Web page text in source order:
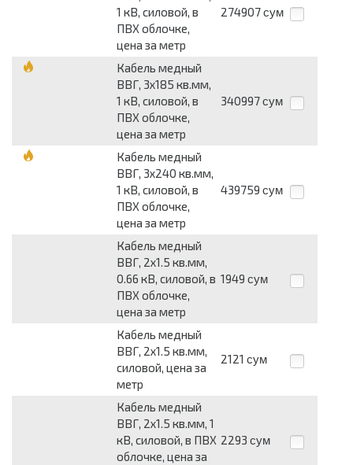
1 кВ, силовой, в
ПВХ облочке,
цена за метр
274907 сум
Кабель медный
ВВГ, 3х185 кв.мм,
1 кВ, силовой, в
ПВХ облочке,
цена за метр
340997 сум
Кабель медный
ВВГ, 3х240 кв.мм,
1 кВ, силовой, в
ПВХ облочке,
цена за метр
439759 сум
Кабель медный
ВВГ, 2х1.5 кв.мм,
0.66 кВ, силовой, в
ПВХ облочке,
цена за метр
1949 сум
Кабель медный
ВВГ, 2х1.5 кв.мм,
силовой, цена за
метр
2121 сум
Кабель медный
ВВГ, 2х1.5 кв.мм, 1
кВ, силовой, в ПВХ
облочке, цена за
2293 сум